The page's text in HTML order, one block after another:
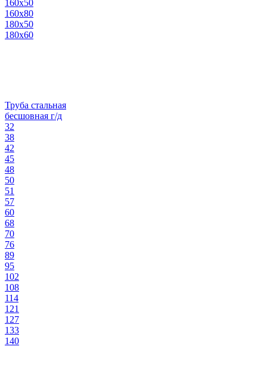
160х50
160х80
180х50
180х60
Труба стальная
бесшовная г/д
32
38
42
45
48
50
51
57
60
68
70
76
89
95
102
108
114
121
127
133
140